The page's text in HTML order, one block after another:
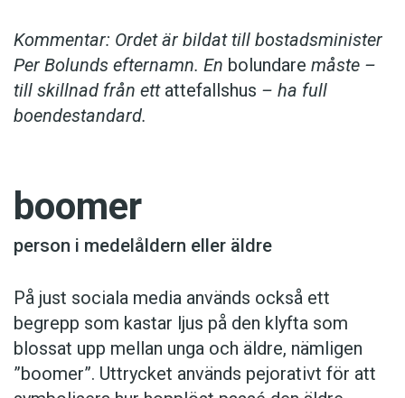
Kommentar: Ordet är bildat till bostadsminister
Per Bolunds efternamn. En bolundare måste –
till skillnad från ett attefallshus – ha full
boendestandard.
boomer
person i medelåldern eller äldre
På just sociala media används också ett
begrepp som kastar ljus på den klyfta som
blossat upp mellan unga och äldre, nämligen
”boomer”. Uttrycket används pejorativt för att